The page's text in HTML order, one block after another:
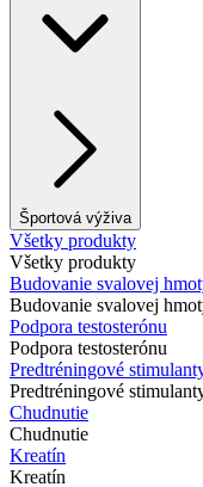
Športová výživa
Všetky produkty
Všetky produkty
Budovanie svalovej
Budovanie svalovej
Podpora testosterónu
Podpora testosterónu
Predtréningové
Predtréningové
Chudnutie
Chudnutie
Kreatín
Kreatín